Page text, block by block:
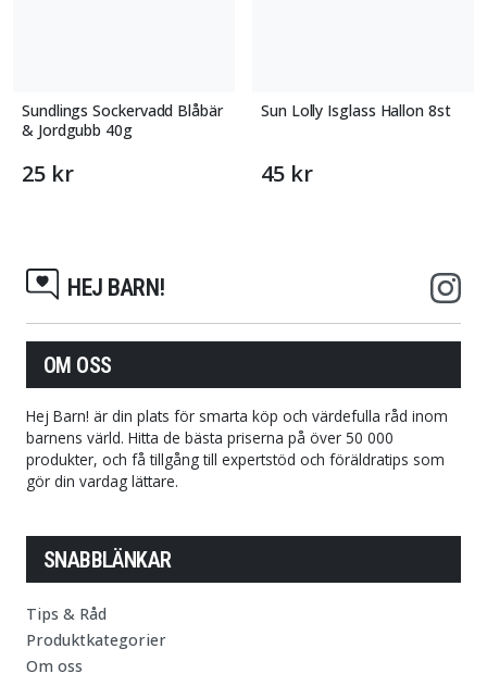
Sundlings Sockervadd Blåbär
& Jordgubb 40g
25 kr
Sun Lolly Isglass Hallon 8st
45 kr
HEJ BARN!
OM OSS
Hej Barn! är din plats för smarta köp och värdefulla råd inom
barnens värld. Hitta de bästa priserna på över 50 000
produkter, och få tillgång till expertstöd och föräldratips som
gör din vardag lättare.
SNABBLÄNKAR
Tips & Råd
Produktkategorier
Om oss